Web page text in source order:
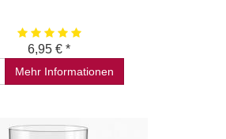
6,95 € *
Mehr Informationen